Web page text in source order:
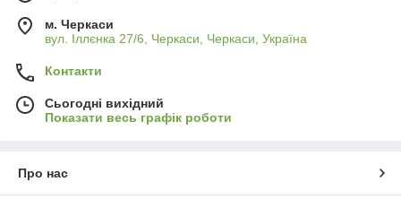
м. Черкаси
вул. Іллєнка 27/6, Черкаси, Черкаси, Україна
Контакти
Сьогодні вихідний
Показати весь графік роботи
Про нас